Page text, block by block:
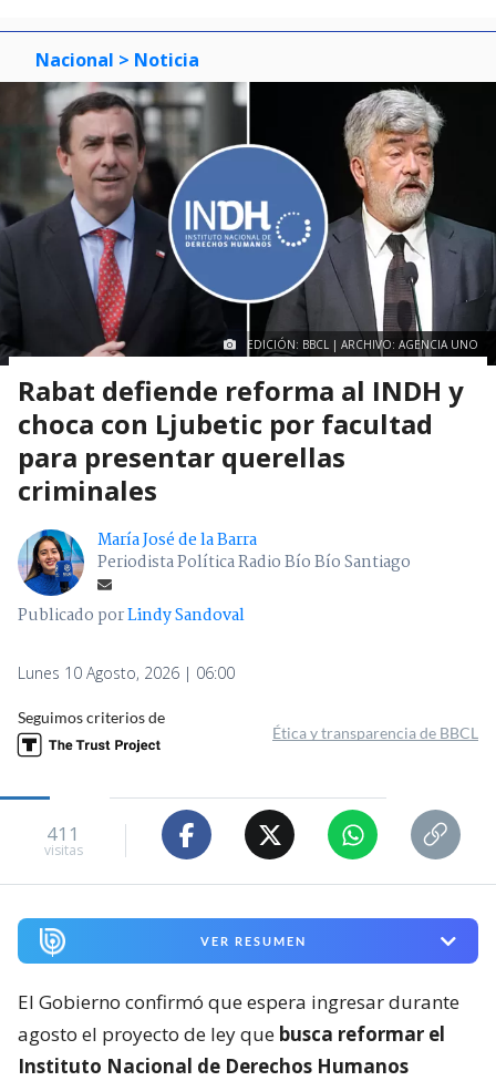
Nacional > Noticia
EDICIÓN: BBCL | ARCHIVO: AGENCIA UNO
Rabat defiende reforma al INDH y
choca con Ljubetic por facultad
para presentar querellas
criminales
María José de la Barra
Periodista Política Radio Bío Bío Santiago
Publicado porLindy Sandoval
Lunes 10 Agosto, 2026 | 06:00
Seguimos criterios de
Ética y transparencia de BBCL
411
visitas
VER RESUMEN
El Gobierno confirmó que espera ingresar durante
agosto el proyecto de ley que busca reformar el
Instituto Nacional de Derechos Humanos